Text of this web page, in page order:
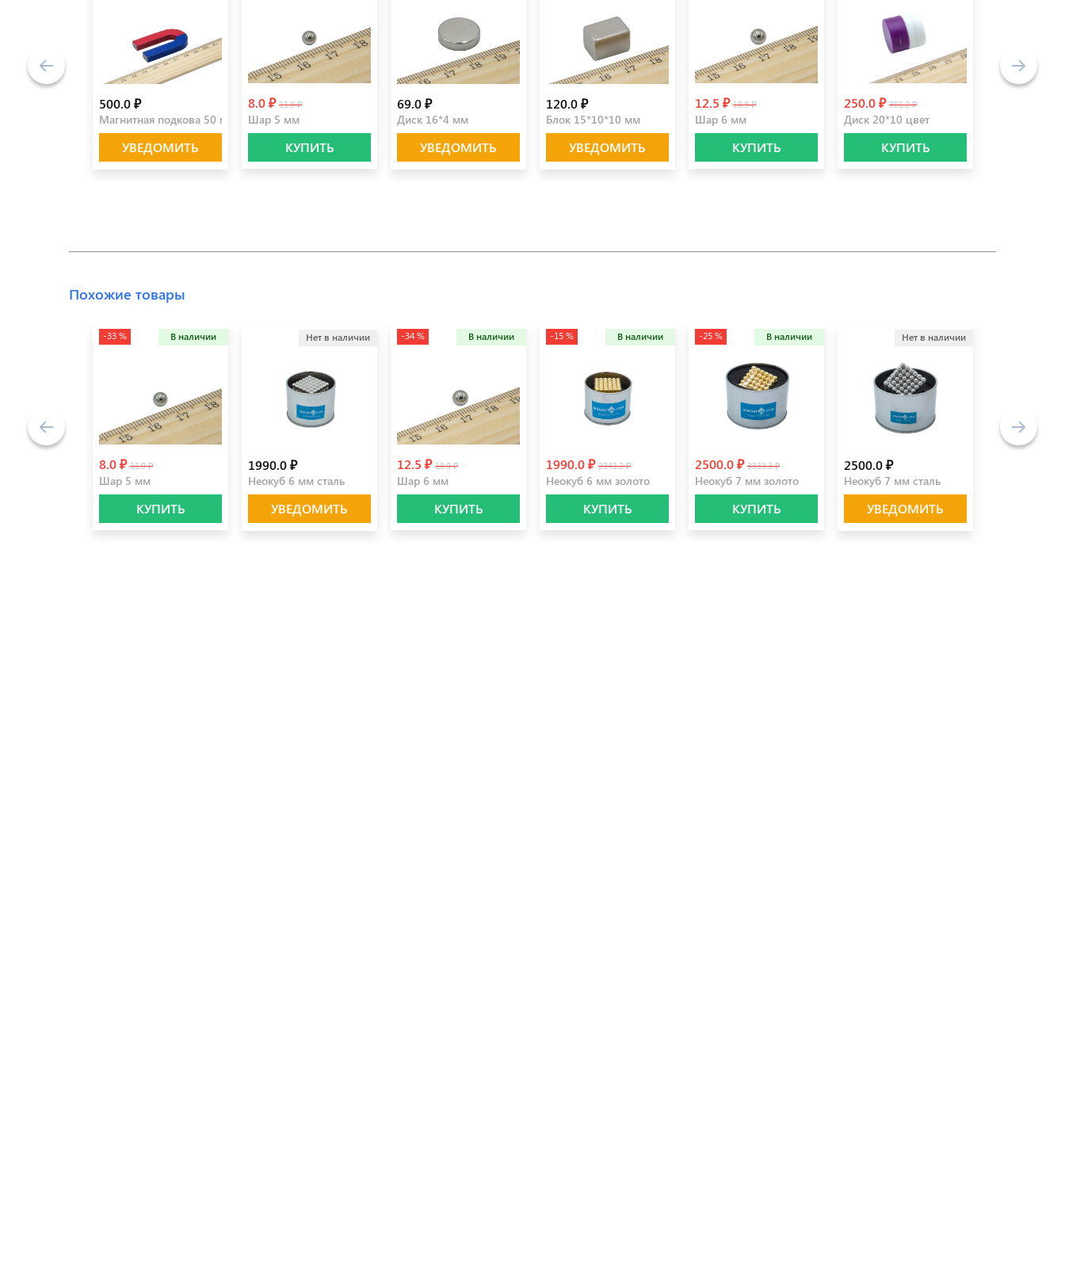
500.0 ₽
Магнитная подкова 50 мм
УВЕДОМИТЬ
8.0 ₽ 11.9 ₽
Шар 5 мм
КУПИТЬ
69.0 ₽
Диск 16*4 мм
УВЕДОМИТЬ
120.0 ₽
Блок 15*10*10 мм
УВЕДОМИТЬ
12.5 ₽ 18.9 ₽
Шар 6 мм
КУПИТЬ
250.0 ₽ 301.2 ₽
Диск 20*10 цвет
КУПИТЬ
Похожие товары
-33 % В наличии
8.0 ₽ 11.9 ₽
Шар 5 мм
КУПИТЬ
Нет в наличии
1990.0 ₽
Неокуб 6 мм сталь
УВЕДОМИТЬ
-34 % В наличии
12.5 ₽ 18.9 ₽
Шар 6 мм
КУПИТЬ
-15 % В наличии
1990.0 ₽ 2341.2 ₽
Неокуб 6 мм золото
КУПИТЬ
-25 % В наличии
2500.0 ₽ 3333.3 ₽
Неокуб 7 мм золото
КУПИТЬ
Нет в наличии
2500.0 ₽
Неокуб 7 мм сталь
УВЕДОМИТЬ